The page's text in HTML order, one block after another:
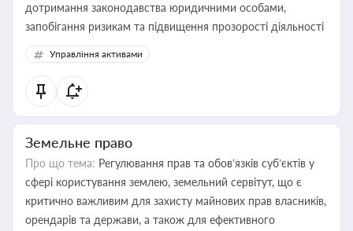
дотримання законодавства юридичними особами,
запобігання ризикам та підвищення прозорості діяльності
Управління активами
Земельне право
Про що тема: Регулювання прав та обов’язків суб’єктів у
сфері користування землею, земельний сервітут, що є
критично важливим для захисту майнових прав власників,
орендарів та держави, а також для ефективного